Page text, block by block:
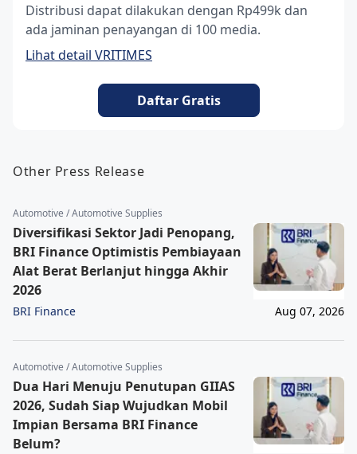
Distribusi dapat dilakukan dengan Rp499k dan
ada jaminan penayangan di 100 media.
Lihat detail VRITIMES
Daftar Gratis
Other Press Release
Automotive / Automotive Supplies
Diversifikasi Sektor Jadi Penopang,
BRI Finance Optimistis Pembiayaan
Alat Berat Berlanjut hingga Akhir
2026
BRI Finance Aug 07, 2026
Automotive / Automotive Supplies
Dua Hari Menuju Penutupan GIIAS
2026, Sudah Siap Wujudkan Mobil
Impian Bersama BRI Finance
Belum?